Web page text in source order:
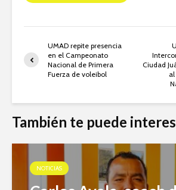
UMAD repite presencia
en el Campeonato
Nacional de Primera
Fuerza de voleibol
Ciudad
También te puede
NOTICIAS